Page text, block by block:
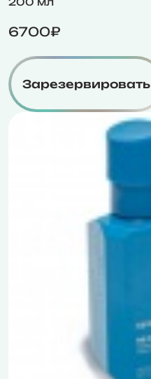
6700₽
Зарезервировать